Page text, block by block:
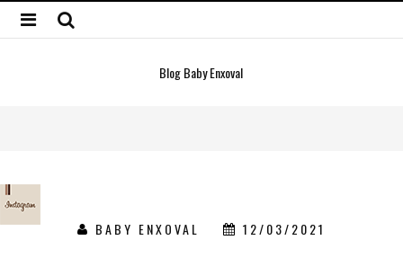
Blog Baby Enxoval
BABY ENXOVAL 12/03/2021